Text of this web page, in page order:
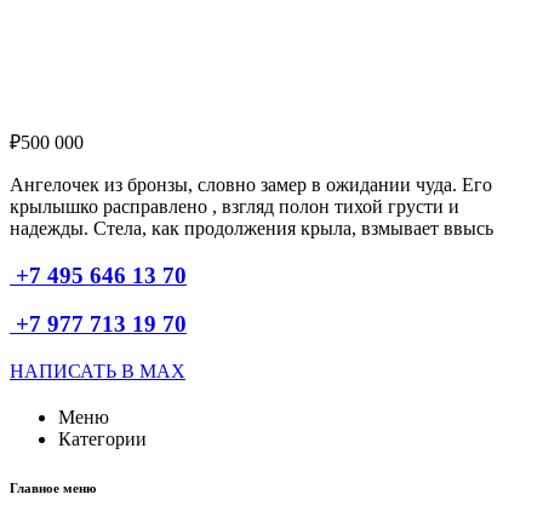
₽500 000
Ангелочек из бронзы, словно замер в ожидании чуда. Его
крылышко расправлено , взгляд полон тихой грусти и
надежды. Стела, как продолжения крыла, взмывает ввысь
+7 495 646 13 70
+7 977 713 19 70
НАПИСАТЬ В MAX
Меню
Категории
Главное меню